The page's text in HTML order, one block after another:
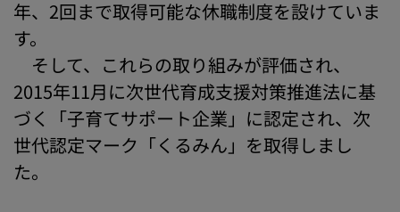
年、2回まで取得可能な休職制度を設けていま
す。
そして、これらの取り組みが評価され、
2015年11月に次世代育成支援対策推進法に基
づく「子育てサポート企業」に認定され、次
世代認定マーク「くるみん」を取得しまし
た。